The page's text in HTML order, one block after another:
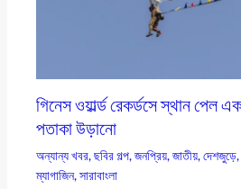
গিনেস ওয়ার্ল্ড রেকর্ডসে স্থান পেল
পতাকা উড়ানো
অন্যান্য খবর,ছবির গল্প,জনপ্রিয়,জাতীয়,দেশজুড়ে
ম্যাগাজিন,সারাবাংলা